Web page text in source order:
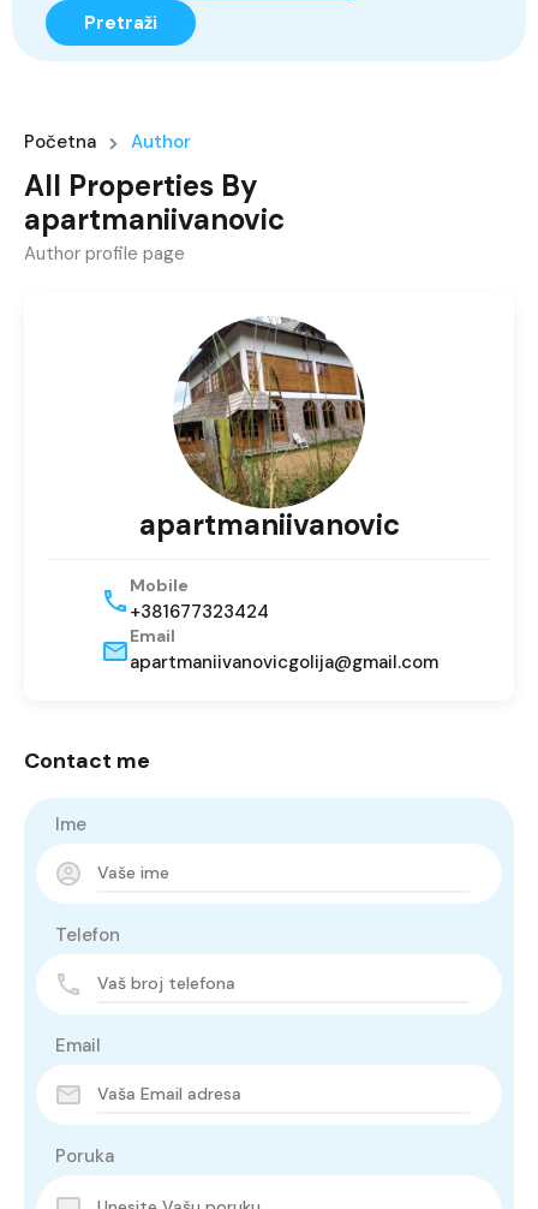
Pretraži
Početna Author
All Properties By
apartmaniivanovic
Author profile page
apartmaniivanovic
Mobile
+381677323424
Email
apartmaniivanovicgolija@gmail.com
Contact me
Ime
Telefon
Email
Poruka